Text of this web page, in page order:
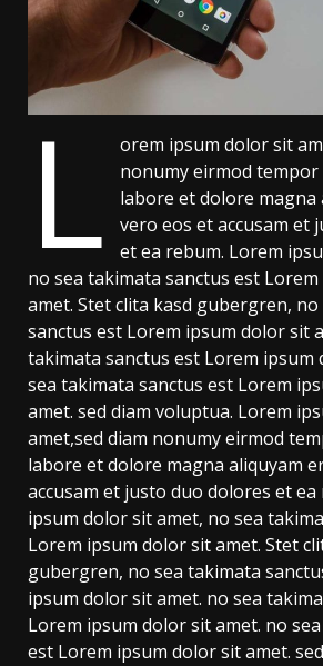
L
orem ipsum dolor sit
nonumy eirmod
labore et dolore magna
vero eos et accusam et
et ea rebum. Lorem
no sea takimata sanctus est
amet. Stet clita kasd gubergren,
sanctus est Lorem ipsum dolor sit
takimata sanctus est Lorem ipsum
sea takimata sanctus est Lorem
amet. sed diam voluptua. Lorem
amet,sed diam nonumy eirmod
labore et dolore magna aliquyam
accusam et justo duo dolores et
ipsum dolor sit amet, no sea
Lorem ipsum dolor sit amet. Stet
gubergren, no sea takimata
ipsum dolor sit amet. no sea
Lorem ipsum dolor sit amet. no
est Lorem ipsum dolor sit amet.